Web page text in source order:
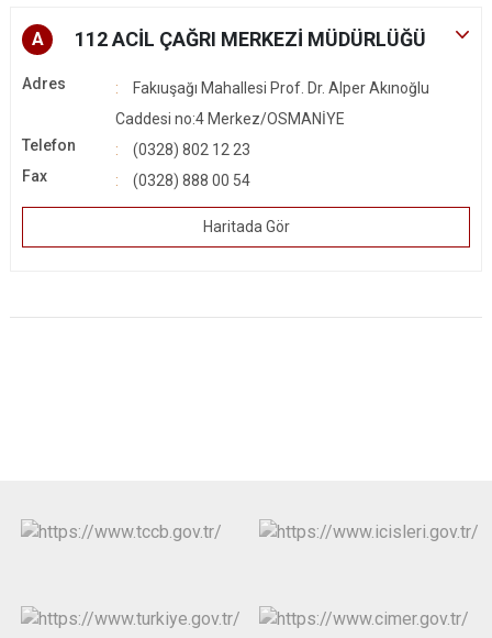
A 112 ACİL ÇAĞRI MERKEZİ MÜDÜRLÜĞÜ
Adres
Fakıuşağı Mahallesi Prof. Dr. Alper Akınoğlu
Caddesi no:4 Merkez/OSMANİYE
Telefon
(0328) 802 12 23
Fax
(0328) 888 00 54
Haritada Gör